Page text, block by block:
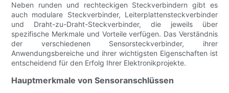
Neben runden und rechteckigen Steckverbindern gibt es
auch modulare Steckverbinder, Leiterplattensteckverbinder
und Draht-zu-Draht-Steckverbinder, die jeweils über
spezifische Merkmale und Vorteile verfügen. Das Verständnis
der verschiedenen Sensorsteckverbinder, ihrer
Anwendungsbereiche und ihrer wichtigsten Eigenschaften ist
entscheidend für den Erfolg Ihrer Elektronikprojekte.
Hauptmerkmale von Sensoranschlüssen